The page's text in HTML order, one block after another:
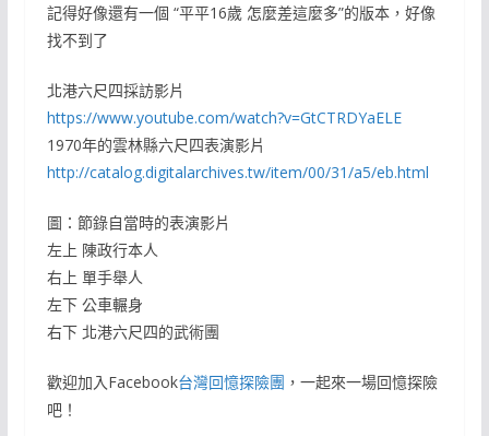
記得好像還有一個 “平平16歲 怎麼差這麼多”的版本，好像
找不到了
北港六尺四採訪影片
https://www.youtube.com/watch?v=GtCTRDYaELE
1970年的雲林縣六尺四表演影片
http://catalog.digitalarchives.tw/item/00/31/a5/eb.html
圖：節錄自當時的表演影片
左上 陳政行本人
右上 單手舉人
左下 公車輾身
右下 北港六尺四的武術團
歡迎加入Facebook台灣回憶探險團 ，一起來一場回憶探險
吧！